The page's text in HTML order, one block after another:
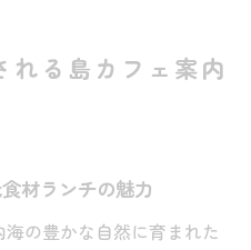
れる島カフェ案内
材ランチの魅力
の豊かな自然に育まれた